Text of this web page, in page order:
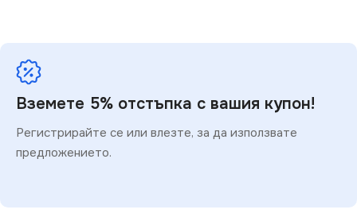
Вземете 5% отстъпка с вашия купон!
Регистрирайте се или влезте, за да използвате
предложението.